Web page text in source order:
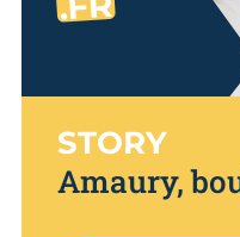
STORY
Amaury,